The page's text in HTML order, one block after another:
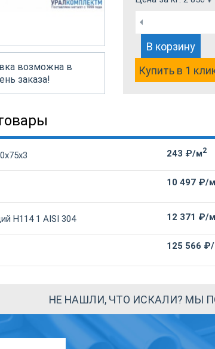
возможна в
заказа!
В корзину
Купить в 1
243 ₽/м2
10 497 ₽/м
Н114 1 AISI 304 12 371 ₽/м
125 566
НЕ НАШЛИ, ЧТО ИСКАЛИ? МЫ